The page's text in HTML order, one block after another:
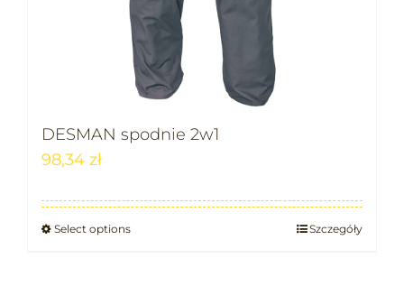
DESMAN spodnie 2w1
98,34 zł
Select options Szczegóły